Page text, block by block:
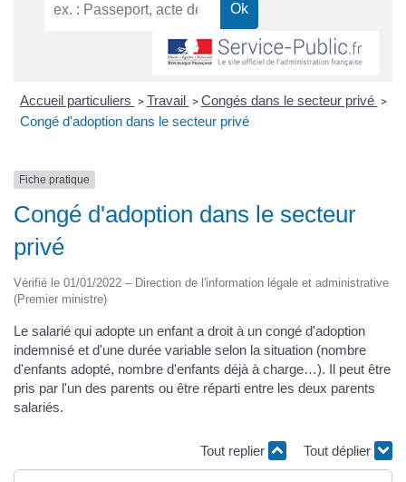
Accueil particuliers > Travail > Congés dans le secteur privé >
Congé d'adoption dans le secteur privé
Fiche pratique
Congé d'adoption dans le secteur
privé
Vérifié le 01/01/2022 – Direction de l'information légale et administrative
(Premier ministre)
Le salarié qui adopte un enfant a droit à un congé d'adoption
indemnisé et d'une durée variable selon la situation (nombre
d'enfants adopté, nombre d'enfants déjà à charge…). Il peut être
pris par l'un des parents ou être réparti entre les deux parents
salariés.
Tout replier Tout déplier